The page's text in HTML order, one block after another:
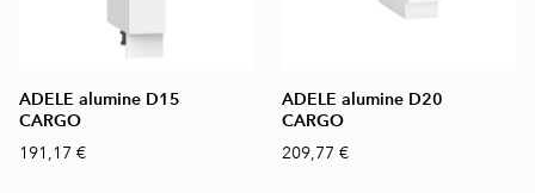
ADELE alumine D15
CARGO
191,17 €
ADELE alumine D20
CARGO
209,77 €